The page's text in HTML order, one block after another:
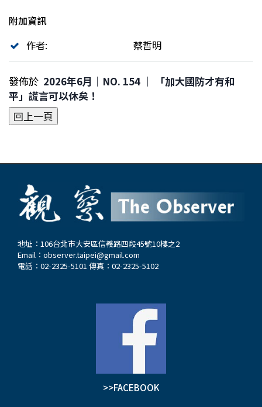
附加資訊
作者:
蔡哲明
發佈於 2026年6月｜NO. 154 │ 「加大國防才有和
平」謊言可以休矣！
地址：106台北市大安區信義路四段45號10樓之2
Email： observer.taipei@gmail.com
電話：02-2325-5101 傳真：02-2325-5102
>>FACEBOOK